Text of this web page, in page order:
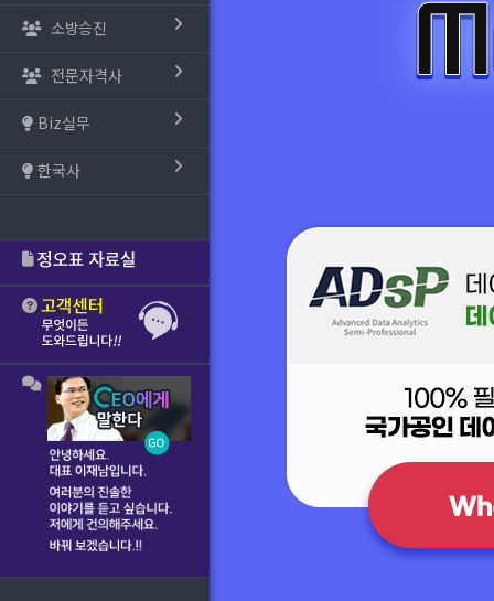
소방승진
전문자격사
Biz실무
한국사